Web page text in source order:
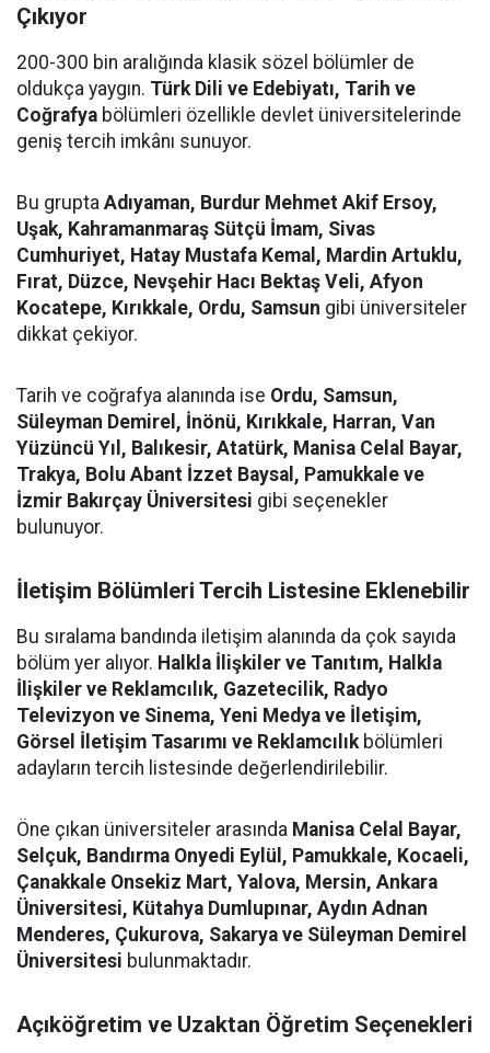
Çıkıyor
200-300 bin aralığında klasik sözel bölümler de
oldukça yaygın. Türk Dili ve Edebiyatı, Tarih ve
Coğrafya bölümleri özellikle devlet üniversitelerinde
geniş tercih imkânı sunuyor.
Bu grupta Adıyaman, Burdur Mehmet Akif Ersoy,
Uşak, Kahramanmaraş Sütçü İmam, Sivas
Cumhuriyet, Hatay Mustafa Kemal, Mardin Artuklu,
Fırat, Düzce, Nevşehir Hacı Bektaş Veli, Afyon
Kocatepe, Kırıkkale, Ordu, Samsun gibi üniversiteler
dikkat çekiyor.
Tarih ve coğrafya alanında ise Ordu, Samsun,
Süleyman Demirel, İnönü, Kırıkkale, Harran, Van
Yüzüncü Yıl, Balıkesir, Atatürk, Manisa Celal Bayar,
Trakya, Bolu Abant İzzet Baysal, Pamukkale ve
İzmir Bakırçay Üniversitesi gibi seçenekler
bulunuyor.
İletişim Bölümleri Tercih Listesine Eklenebilir
Bu sıralama bandında iletişim alanında da çok sayıda
bölüm yer alıyor. Halkla İlişkiler ve Tanıtım, Halkla
İlişkiler ve Reklamcılık, Gazetecilik, Radyo
Televizyon ve Sinema, Yeni Medya ve İletişim,
Görsel İletişim Tasarımı ve Reklamcılıkbölümleri
adayların tercih listesinde değerlendirilebilir.
Öne çıkan üniversiteler arasında Manisa Celal Bayar,
Selçuk, Bandırma Onyedi Eylül, Pamukkale, Kocaeli,
Çanakkale Onsekiz Mart, Yalova, Mersin, Ankara
Üniversitesi, Kütahya Dumlupınar, Aydın Adnan
Menderes, Çukurova, Sakarya ve Süleyman Demirel
Üniversitesi bulunmaktadır.
Açıköğretim ve Uzaktan Öğretim Seçenekleri